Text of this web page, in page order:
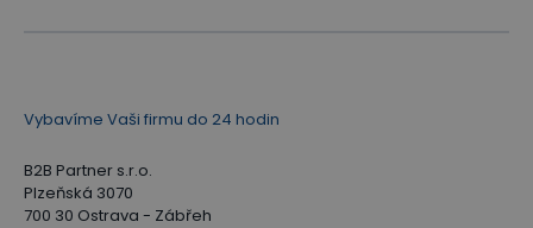
Vybavíme Vaši firmu do 24 hodin
B2B Partner s.r.o.
Plzeňská 3070
700 30 Ostrava - Zábřeh